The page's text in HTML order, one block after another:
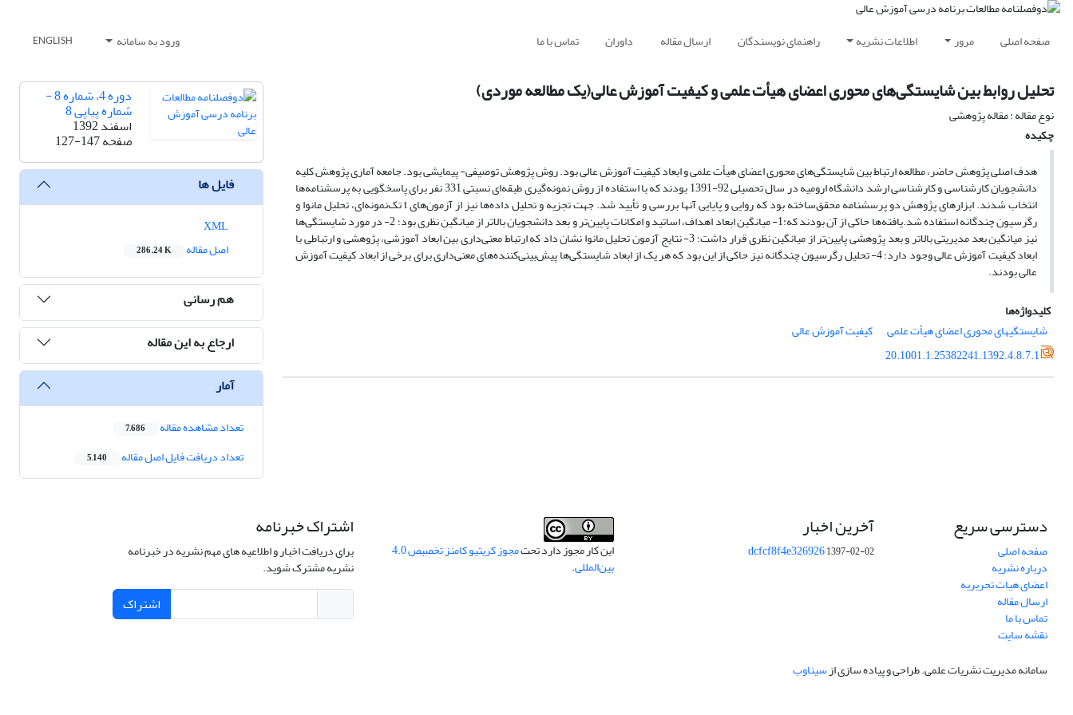
صفحه اصلی مرور اطلاعات نشریه راهنمای نویسندگان ارسال مقاله داوران تماس با ما ورود به سامانه ENGLISH
تحلیل روابط بین شایستگی‌های محوری اعضای هیأت علمی و کیفیت آموزش عالی(یک مطالعه موردی)
نوع مقاله : مقاله پژوهشی
چکیده
هدف اصلی پژوهش حاضر، مطالعه ارتباط بین شایستگی‌های محوری اعضای هیأت علمی و ابعاد کیفیت آموزش عالی بود. روش پژوهش توصیفی- پیمایشی بود. جامعه آماری پژوهش کلیه
دانشجویان کارشناسی و کارشناسی ارشد دانشگاه ارومیه در سال تحصیلی 92-1391 بودند که با استفاده از روش نمونه‌گیری طبقه‌ای نسبتی 331 نفر برای پاسخگویی به پرسشنامه‌ها
انتخاب شدند. ابزارهای پژوهش دو پرسشنامه محقق‌ساخته بود که روایی و پایایی آنها بررسی و تأیید شد. جهت تجزیه و تحلیل داده‌ها نیز از آزمون‌های t تک‌نمونه‌ای، تحلیل مانوا و
رگرسیون چندگانه استفاده شد.یافته‌ها حاکی از آن بودند که:1- میانگین ابعاد اهداف، اساتید و امکانات پایین‌تر و بعد دانشجویان بالاتر از میانگین نظری بود؛ 2- در مورد شایستگی‌ها
نیز میانگین بعد مدیریتی بالاتر و بعد پژوهشی پایین‌تر از میانگین نظری قرار داشت؛ 3- نتایج آزمون تحلیل مانوا نشان داد که ارتباط معنی‌داری بین ابعاد آموزشی، پژوهشی و ارتباطی با
ابعاد کیفیت آموزش عالی وجود دارد؛ 4- تحلیل رگرسیون چندگانه نیز حاکی از این بود که هر یک از ابعاد شایستگی‌ها پیش‌بینی‌کننده‌های معنی‌داری برای برخی از ابعاد کیفیت آموزش
عالی بودند.
کلیدواژه‌ها
شایستگی­های محوری اعضای هیأت علمی
کیفیت آموزش عالی
20.1001.1.25382241.1392.4.8.7.1
دوره 4، شماره 8 -
شماره پیاپی 8
اسفند 1392
صفحه127-147
فایل ها
اصل مقاله
286.24 K
هم رسانی
ارجاع به این مقاله
آمار
تعداد مشاهده مقاله 7,686
تعداد دریافت فایل اصل مقاله 5,140
دسترسی سریع
صفحه اصلی
درباره نشریه
اعضای هیات تحریریه
ارسال مقاله
تماس با ما
نقشه سایت
آخرین اخبار
dcfcf8f4e3269261397-02-02 این کار مجوز دارد تحت مجوز کریتیو کامنز تخصیص 4.0
بین‌المللی.
اشتراک خبرنامه
برای دریافت اخبار و اطلاعیه های مهم نشریه در خبرنامه
نشریه مشترک شوید.
اشتراک
سامانه مدیریت نشریات علمی.طراحی و پیاده سازی ازسیناوب